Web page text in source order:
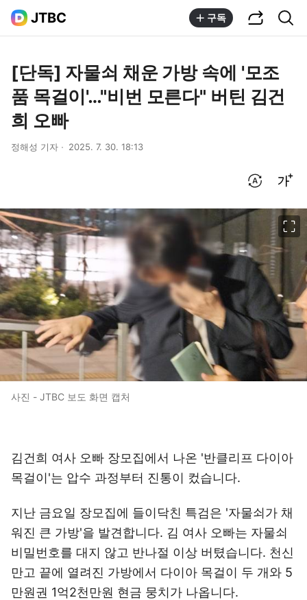
JTBC 구독
[단독] 자물쇠 채운 가방 속에 '모조
품 목걸이'…"비번 모른다" 버틴 김건
희 오빠
정해성 기자 2025. 7. 30. 18:13
사진 - JTBC 보도 화면 캡처
김건희 여사 오빠 장모집에서 나온 '반클리프 다이아
목걸이'는 압수 과정부터 진통이 컸습니다.
지난 금요일 장모집에 들이닥친 특검은 '자물쇠가 채
워진 큰 가방'을 발견합니다. 김 여사 오빠는 자물쇠
비밀번호를 대지 않고 반나절 이상 버텼습니다. 천신
만고 끝에 열려진 가방에서 다이아 목걸이 두 개와 5
만원권 1억2천만원 현금 뭉치가 나옵니다.